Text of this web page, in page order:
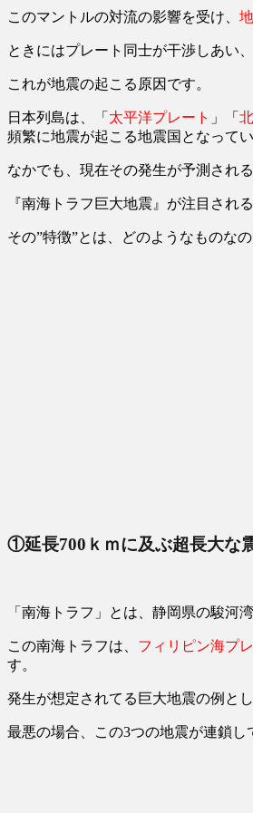
このマントルの対流の影響を受け、
ときにはプレート同士が干渉しあい
これが地震の起こる原因です。
日本列島は、「 太平洋プレート 」「
頻繁に地震が起こる地震国となってい
なかでも、現在その発生が予測され
『南海トラフ巨大地震』が注目され
その”特徴”とは、どのようなものな
①延長700ｋｍに及ぶ超長大な
「南海トラフ」とは、静岡県の駿河
この南海トラフは、 フィリピン海プ
す。
発生が想定されてる巨大地震の例とし
最悪の場合、この3つの地震が連鎖